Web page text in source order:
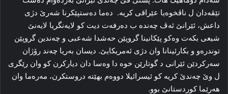
تێڤەدان ل ناڤخوەیا عێراقی کریە. دەما دەستپێکرنا شەرێ دژی
داعش، ئێرانێ ئەڤ چەندە ب دەرفەت دیت کو لایەنگریا لایەنێ
شیعی بکەت وەکو پێکانینا گروپێن حەشدا شەعبی و چەندین گروپێن
توندرەو و بکارئینانا وان دژی ئەمریکایێ. دیسان بەریا چەند رۆژان
سەرکردێن ئێرانی د گوتارێن خوە دا وەسا دان دیارکرن کو وان رێگری
ل وێ چەندێ کریە کو ئیسرائیلا دووەم بهێتە دروستکرن، مەرەما وان
هەرێما کوردستانێ بوو.